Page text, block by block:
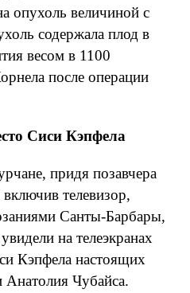
опухоль величиной с
содержала плод в
весом в 1100
после операции
Сиси Кэпфела
придя позавчера
телевизор,
Санты-Барбары,
на телеэкранах
Кэпфела настоящих
Чубайса.